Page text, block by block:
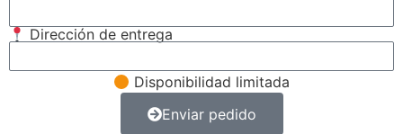
Dirección de entrega
Disponibilidad limitada
Enviar pedido